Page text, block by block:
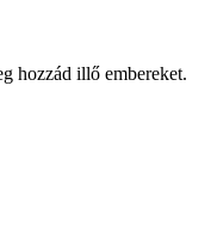
hozzád illő embereket.